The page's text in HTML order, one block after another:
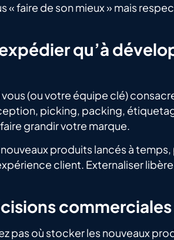
« faire de son mieux » mais
qu’à
(ou votre équipe clé)
picking, packing,
grandir votre marque.
produits lancés à temps,
client. Externaliser
commerciales
pas où stocker les nouveaux